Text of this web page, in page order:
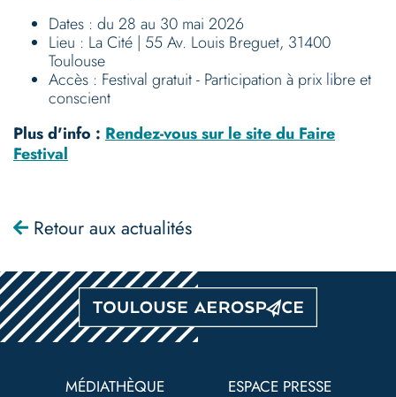
Dates : du 28 au 30 mai 2026
Lieu : La Cité | 55 Av. Louis Breguet, 31400
Toulouse
Accès : Festival gratuit - Participation à prix libre et
conscient
Plus d'info : Rendez-vous sur le site du Faire
Festival
Retour aux actualités
MÉDIATHÈQUE ESPACE PRESSE